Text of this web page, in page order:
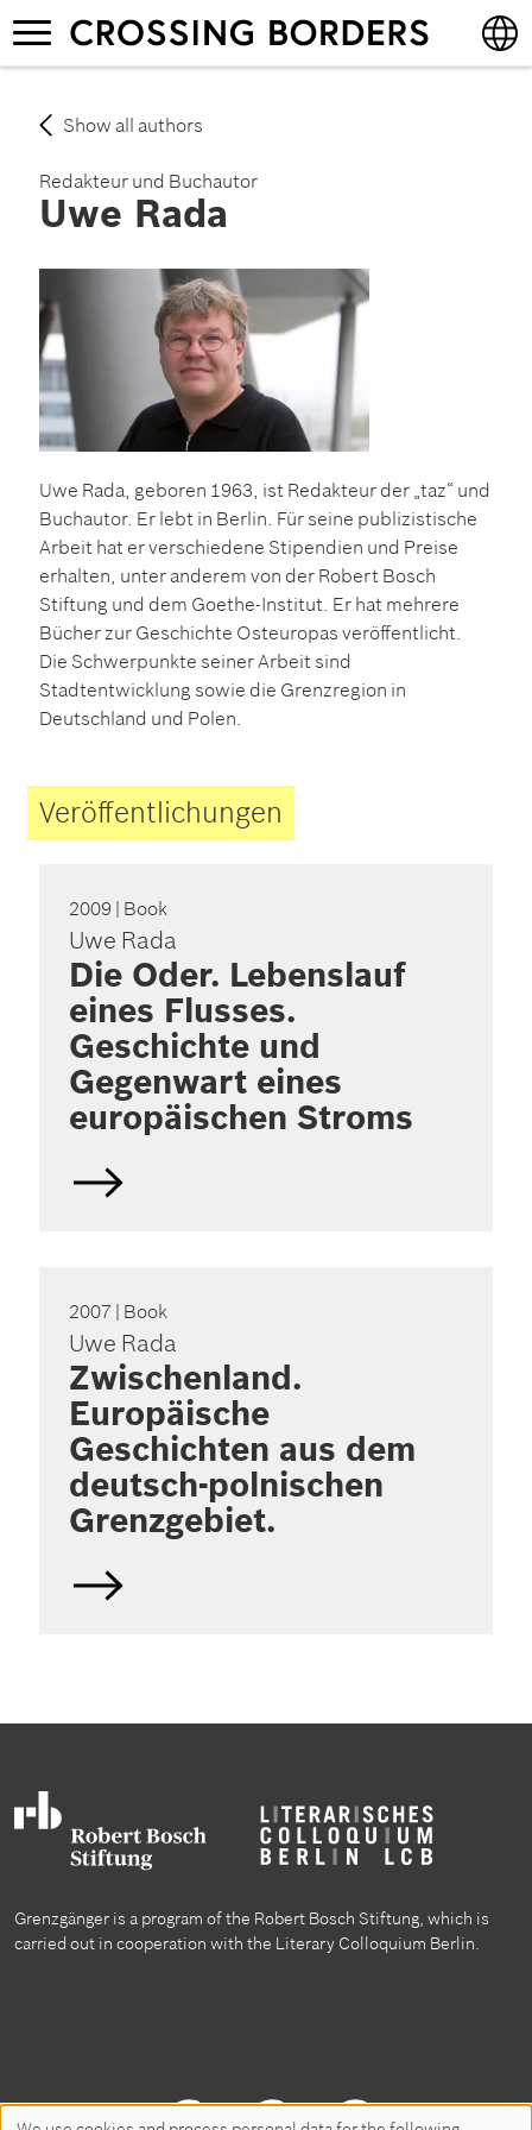
Skip
to
main
Toggle
navigation
Show all authors
Redakteur und Buchautor
Uwe Rada
Uwe Rada, geboren 1963, ist Redakteur der „taz“ und
Buchautor. Er lebt in Berlin. Für seine publizistische
Arbeit hat er verschiedene Stipendien und Preise
erhalten, unter anderem von der Robert Bosch
Stiftung und dem Goethe-Institut. Er hat mehrere
Bücher zur Geschichte Osteuropas veröffentlicht.
Die Schwerpunkte seiner Arbeit sind
Stadtentwicklung sowie die Grenzregion in
Deutschland und Polen.
Veröffentlichungen
2009 | Book
Uwe Rada
Die Oder. Lebenslauf
eines Flusses.
Geschichte und
Gegenwart eines
europäischen Stroms
2007 | Book
Uwe Rada
Zwischenland.
Europäische
Geschichten aus dem
deutsch-polnischen
Grenzgebiet.
Grenzgänger is a program of the Robert Bosch Stiftung, which is
carried out in cooperation with the Literary Colloquium Berlin.